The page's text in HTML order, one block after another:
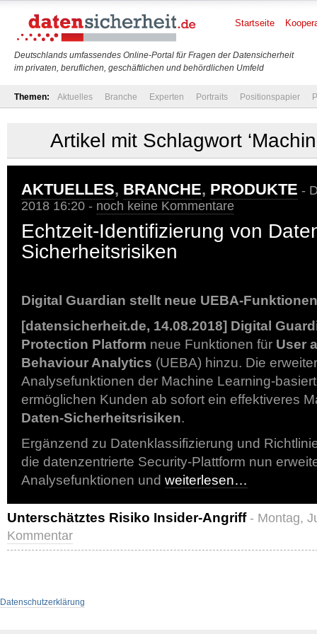
Deutschlands umfassendes Online-Portal für Fragen der Datensicherheit
im privaten, beruflichen, geschäftlichen und behördlichen Umfeld
Startseite
Themen: Aktuelles Branche Experten Portraits Positionspapier
Artikel mit Schlagwort
AKTUELLES, BRANCHE, PRODUKTE -
2018 16:20 - noch keine Kommentare
Echtzeit-Identifizierung von
Sicherheitsrisiken
Digital Guardian stellt neue UEBA-
[datensicherheit.de, 14.08.2018] Digital
Protection Platform neue Funktionen für User
Behaviour Analytics (UEBA) hinzu. Die
Analysefunktionen der Machine Learning-
ermöglichen Kunden ab sofort ein effektiveres
Daten-Sicherheitsrisiken.
Ergänzend zu Datenklassifizierung und
die datenzentrierte Security-Plattform nun
Analysefunktionen und weiterlesen…
Unterschätztes Risiko Insider-Angriff - Montag,
Kommentar
Datenschutzerklärung